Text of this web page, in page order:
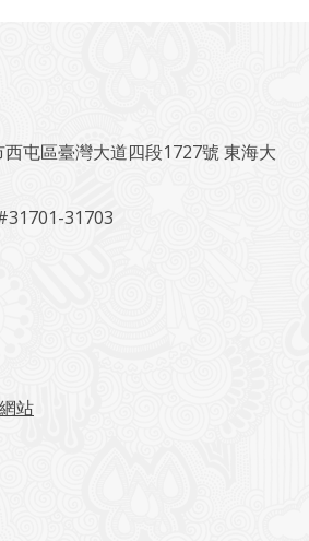
屯區臺灣大道四段1727號 東海大
31703
站